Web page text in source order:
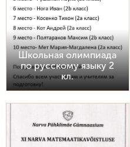
Школьная олимпиада
по русскому языку 2
кл.